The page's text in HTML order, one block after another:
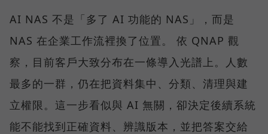
AI NAS 不是「多了 AI 功能的 NAS」，而是
NAS 在企業工作流裡換了位置。 依 QNAP 觀
察，目前客戶大致分布在一條導入光譜上。人數
最多的一群，仍在把資料集中、分類、清理與建
立權限。這一步看似與 AI 無關，卻決定後續系統
能不能找到正確資料、辨識版本，並把答案交給